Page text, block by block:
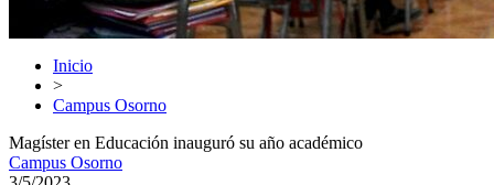
Inicio
>
Campus Osorno
Magíster en Educación inauguró su año académico
Campus Osorno